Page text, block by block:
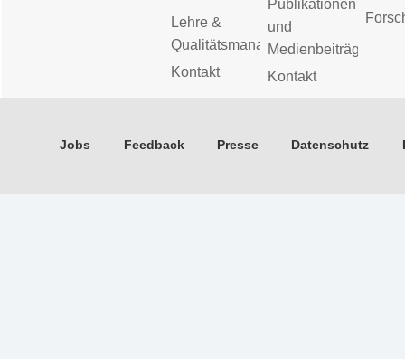
Lehre &
Qualitätsmanagement
Kontakt
Publikationen
und
Medienbeiträge
Kontakt
Jobs Feedback Presse Datenschutz